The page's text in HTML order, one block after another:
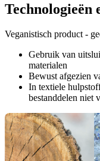
Technologieën
Veganistisch product -
Gebruik van
materialen
Bewust afgezien
In textiele
bestanddelen niet